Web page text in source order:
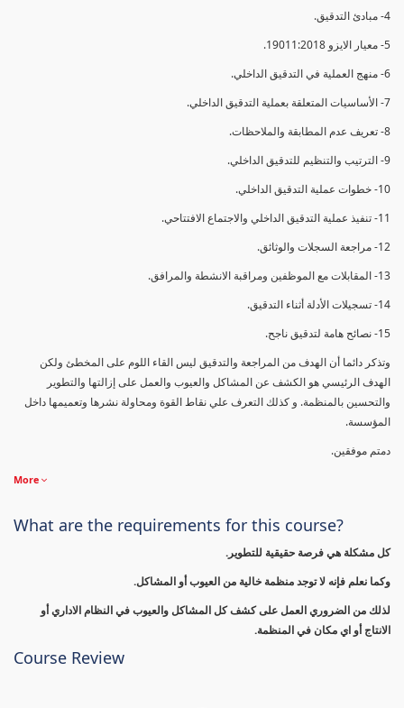
4- مبادئ التدقيق.
5- معيار الايزو 19011:2018.
6- منهج العملية في التدقيق الداخلي.
7- الأساسيات المتعلقة بعملية التدقيق الداخلي.
8- تعريف عدم المطابقة والملاحظات.
9- الترتيب والتنظيم للتدقيق الداخلي.
10- خطوات عملية التدقيق الداخلي.
11- تنفيذ عملية التدقيق الداخلي والاجتماع الافتتاحي.
12- مراجعة السجلات والوثائق.
13- المقابلات مع الموظفين ومراقبة الانشطة والمرافق.
14- تسجيلات الأدلة أثناء التدقيق.
15- نصائح هامة لتدقيق ناجح.
وتذكر دائما أن الهدف من المراجعة والتدقيق ليس القاء اللوم على المخطئ ولكن
الهدف الرئيسي هو الكشف عن المشاكل والعيوب والعمل على إزالتها والتطوير
والتحسين بالمنظمة. و كذلك التعرف علي نقاط القوة ومحاولة نشرها وتعميمها داخل
المؤسسة.
دمتم موفقين.
More
What are the requirements for this course?
كل مشكلة هي فرصة حقيقية للتطوير.
وكما نعلم فإنه لا توجد منظمة خالية من العيوب أو المشاكل.
لذلك من الضروري العمل على كشف كل المشاكل والعيوب في النظام الاداري أو
الانتاج أو اي مكان في المنظمة.
Course Review